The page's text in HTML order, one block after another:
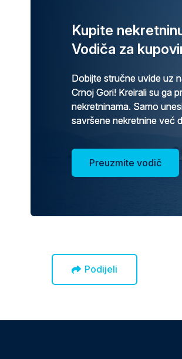
Kupite
Vodiča za
Dobijte stručne uvide uz
Crnoj Gori! Kreirali su ga
nekretninama. Samo
savršene nekretnine već
Preuzmite vodič
Podijeli